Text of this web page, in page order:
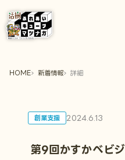
HOME 新着情報 詳細
創業支援 2024.6.13
第9回かすかべビ